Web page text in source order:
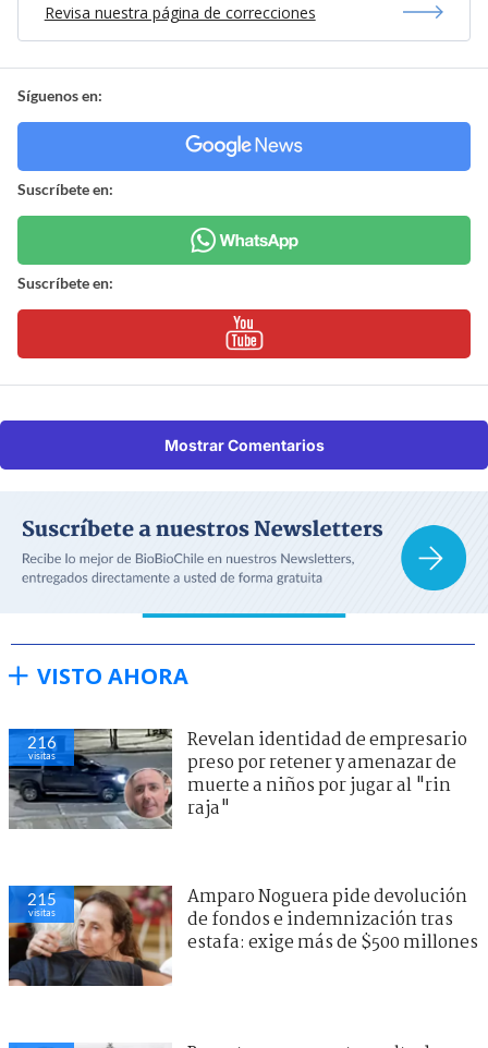
Revisa nuestra página de correcciones
Síguenos en:
Suscríbete en:
Suscríbete en:
Mostrar Comentarios
VISTO AHORA
216
visitas
Revelan identidad de empresario
preso por retener y amenazar de
muerte a niños por jugar al "rin
raja"
215
visitas
Amparo Noguera pide devolución
de fondos e indemnización tras
estafa: exige más de $500 millones